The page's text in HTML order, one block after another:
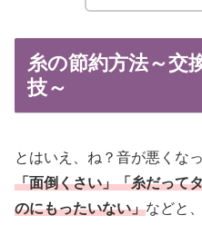
糸の節約方法～交
技～
とはいえ、ね？音が悪くな
「面倒くさい」「糸だって
のにもったいない」などと